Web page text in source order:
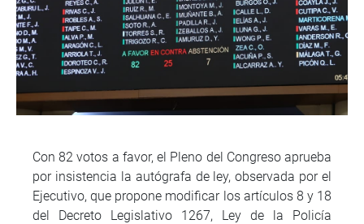
Con 82 votos a favor, el Pleno del Congreso aprueba
por insistencia la autógrafa de ley, observada por el
Ejecutivo, que propone modificar los artículos 8 y 18
del Decreto Legislativo 1267, Ley de la Policía